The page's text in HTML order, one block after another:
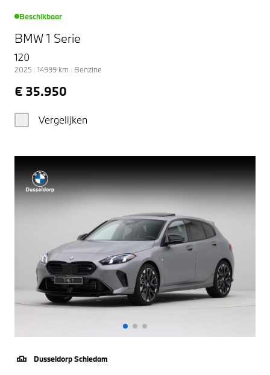
Beschikbaar
BMW 1 Serie
120
2025 14999 km Benzine
€ 35.950
Vergelijken
Dusseldorp Schiedam